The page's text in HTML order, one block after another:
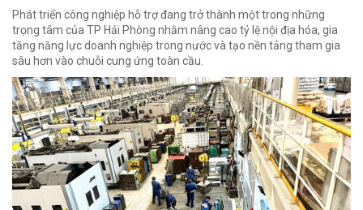
Phát triển công nghiệp hỗ trợ đang trở thành một trong những
trọng tâm của TP Hải Phòng nhằm nâng cao tỷ lệ nội địa hóa, gia
tăng năng lực doanh nghiệp trong nước và tạo nền tảng tham gia
sâu hơn vào chuỗi cung ứng toàn cầu.